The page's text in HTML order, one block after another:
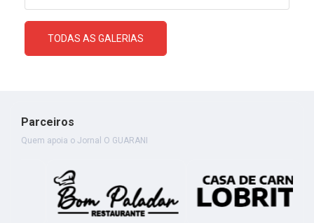
TODAS AS GALERIAS
Parceiros
Quem apoia o Jornal O GUARANI